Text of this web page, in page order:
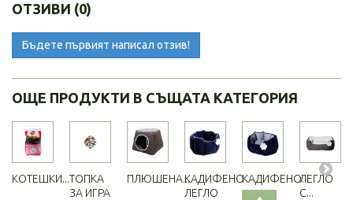
ОТЗИВИ (0)
Бъдете първият написал отзив!
ОЩЕ ПРОДУКТИ В СЪЩАТА КАТЕГОРИЯ
КОТЕШКИ...ТОПКА
ЗА ИГРА
ПЛЮШЕНА...КАДИФЕНО
ЛЕГЛО
КАДИФЕНО...ЛЕГЛО
С...